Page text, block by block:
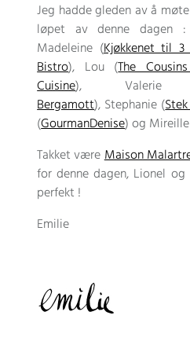
Jeg hadde gleden av å
løpet av denne dagen
Madeleine (Kjøkkenet til 3
Bistro), Lou (The
Cuisine),
Bergamott), Stephanie (
(GourmanDenise) og
Takket væreMaison
for denne dagen, Lionel
perfekt !
Emilie